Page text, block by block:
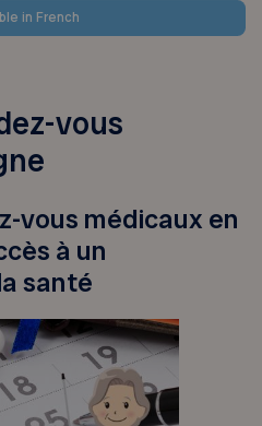
in French
vous
vous médicaux en
à un
santé